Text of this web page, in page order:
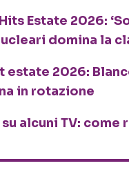
Estate 2026:
domina la
estate 2026:
in rotazione
alcuni TV: come